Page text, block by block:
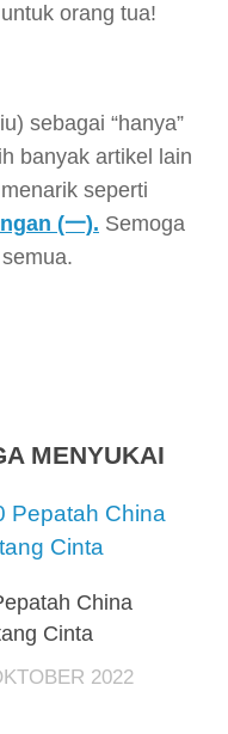
orang tua!
sebagai “hanya”
banyak artikel lain
seperti
(一). Semoga
MENYUKAI
China
Cinta
2022